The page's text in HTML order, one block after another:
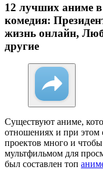
12 лучших аниме
комедия:
жизнь онлайн,
другие
Существуют аниме,
отношениях и при этом
проектов много и
мультфильмом для
был составлен топ